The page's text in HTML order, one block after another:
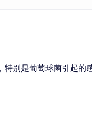
特别是葡萄球菌引起